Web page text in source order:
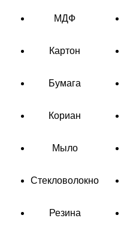
МДФ
Картон
Бумага
Кориан
Мыло
Стекловолокно
Резина